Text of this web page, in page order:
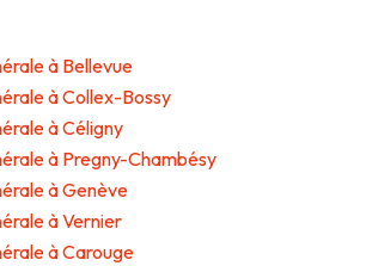
à Bellevue
à Collex-Bossy
à Céligny
à Pregny-Chambésy
à Genève
à Vernier
à Carouge